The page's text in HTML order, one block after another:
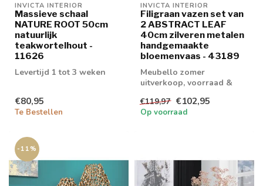
INVICTA INTERIOR
Massieve schaal
NATURE ROOT 50cm
natuurlijk
teakwortelhout -
11626
Levertijd 1 tot 3 weken
€80,95
Te Bestellen
INVICTA INTERIOR
Filigraan vazen set van
2 ABSTRACT LEAF
40cm zilveren metalen
handgemaakte
bloemenvaas - 43189
Meubello zomer
uitverkoop, voorraad &
levertijd 1/2 wek...
€119,97 €102,95
Op voorraad
-11%